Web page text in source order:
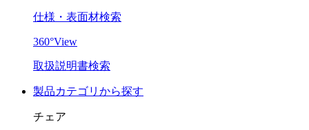
仕様・表面材検索
360°View
取扱説明書検索
製品カテゴリから探す
チェア